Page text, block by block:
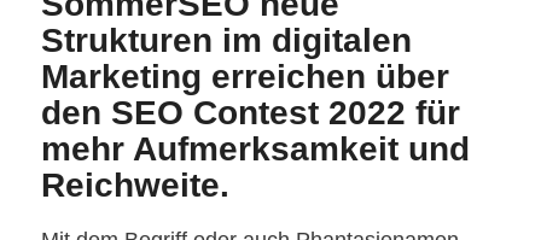
Strukturen im digitalen
Marketing erreichen über
den SEO Contest 2022 für
mehr Aufmerksamkeit und
Reichweite.